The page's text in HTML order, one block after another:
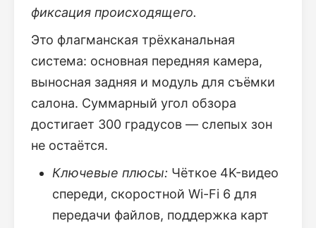
фиксация происходящего.
Это флагманская трёхканальная
система: основная передняя камера,
выносная задняя и модуль для съёмки
салона. Суммарный угол обзора
достигает 300 градусов — слепых зон
не остаётся.
Ключевые плюсы: Чёткое 4K-видео
спереди, скоростной Wi-Fi 6 для
передачи файлов, поддержка карт